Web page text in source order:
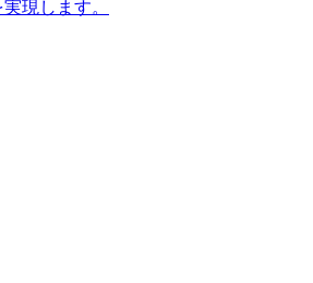
現します。